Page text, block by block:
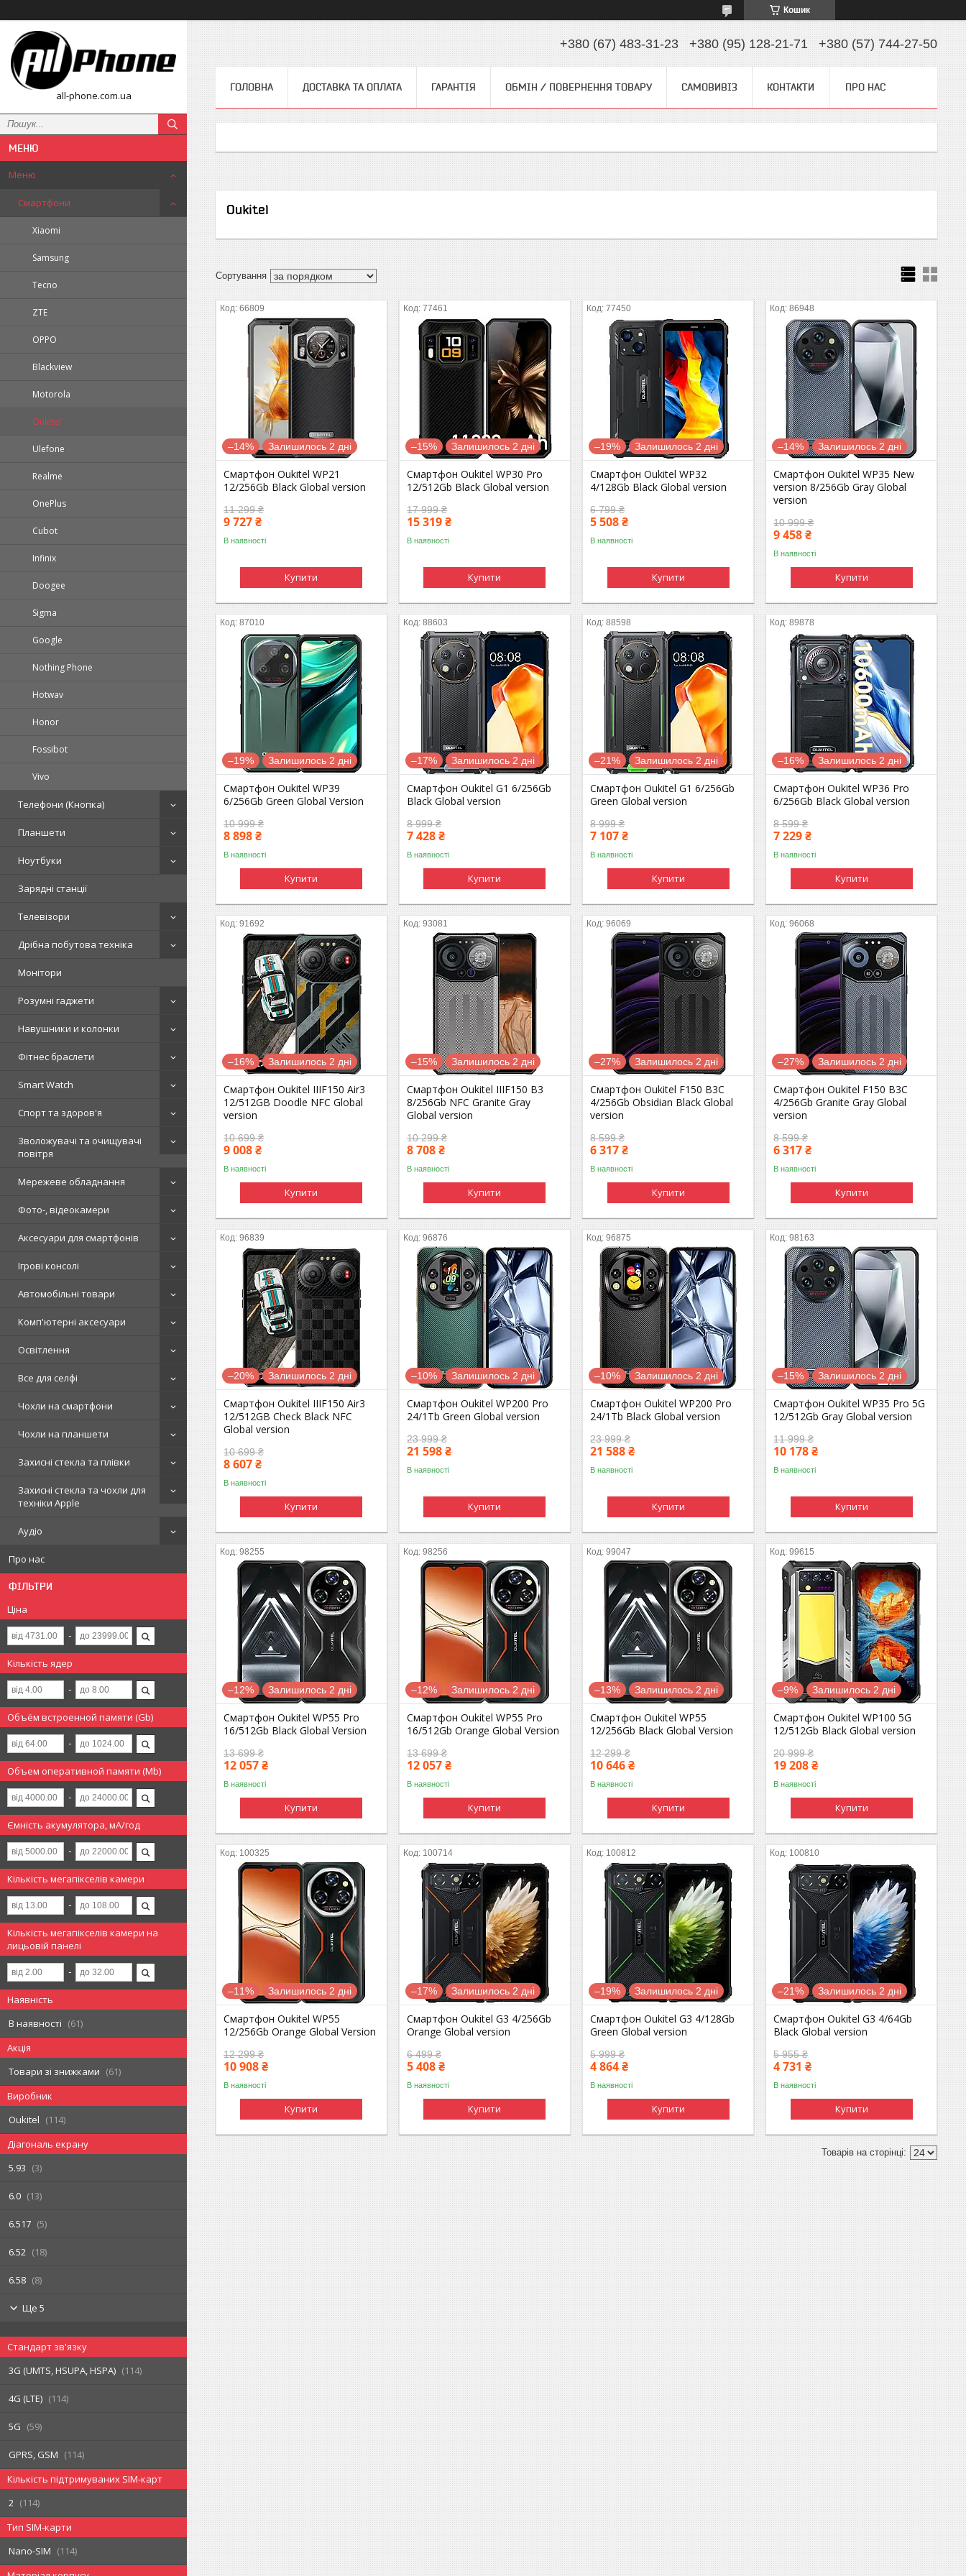
Кошик
all-phone.com.ua
Меню
Смартфони
Xiaomi
Samsung
Tecno
ZTE
OPPO
Blackview
Motorola
Oukitel
Ulefone
Realme
OnePlus
Cubot
Infinix
Doogee
Sigma
Google
Nothing Phone
Hotwav
Honor
Fossibot
Vivo
Телефони (Кнопка)
Планшети
Ноутбуки
Зарядні станції
Телевізори
Дрібна побутова техніка
Монітори
Розумні гаджети
Навушники и колонки
Фітнес браслети
Smart Watch
Спорт та здоров'я
Зволожувачі та очищувачі
повітря
Мережеве обладнання
Фото-, відеокамери
Аксесуари для смартфонів
Ігрові консолі
Автомобільні товари
Комп'ютерні аксесуари
Освітлення
Все для селфі
Чохли на смартфони
Чохли на планшети
Захисні стекла та плівки
Захисні стекла та чохли для
техніки Apple
Аудіо
Про нас
ФІЛЬТРИ
Ціна
Кількість ядер
Объём встроенной памяти (Gb)
Объем оперативной памяти (Mb)
Ємність акумулятора, мА/год
Кількість мегапікселів камери
Кількість мегапікселів камери на
лицьовій панелі
Наявність
В наявності
61
Акція
Товари зі знижками
61
Виробник
Oukitel
114
Діагональ екрану
5.93
3
6.0 13
6.517 5
6.52 18
6.58 8
Ще 5
Стандарт зв'язку
3G (UMTS, HSUPA, HSPA)
114
4G (LTE) 114
5G 59
GPRS, GSM
114
Кількість підтримуваних SIM-карт
2
114
Тип SIM-карти
Nano-SIM
114
+380 (67) 483-31-23 +380 (95) 128-21-71 +380 (57) 744-27-50
ГОЛОВНА ДОСТАВКА ТА ОПЛАТА ГАРАНТІЯ ОБМІН / ПОВЕРНЕННЯ ТОВАРУ САМОВИВІЗ КОНТАКТИ ПРО НАС
Oukitel
66809
–14% Залишилось 2 дні
Смартфон Oukitel WP21
12/256Gb Black Global version
11 299 ₴
9 727 ₴
В наявності
Купити
77461
–15% Залишилось 2 дні
Смартфон Oukitel WP30 Pro
12/512Gb Black Global version
17 999 ₴
15 319 ₴
В наявності
Купити
77450
–19% Залишилось 2 дні
Смартфон Oukitel WP32
4/128Gb Black Global version
6 799 ₴
5 508 ₴
В наявності
Купити
86948
–14% Залишилось 2 дні
Смартфон Oukitel WP35 New
version 8/256Gb Gray Global
version
10 999 ₴
9 458 ₴
В наявності
Купити
87010
–19% Залишилось 2 дні
Смартфон Oukitel WP39
6/256Gb Green Global Version
10 999 ₴
8 898 ₴
В наявності
Купити
88603
–17% Залишилось 2 дні
Смартфон Oukitel G1 6/256Gb
Black Global version
8 999 ₴
7 428 ₴
В наявності
Купити
88598
–21% Залишилось 2 дні
Смартфон Oukitel G1 6/256Gb
Green Global version
8 999 ₴
7 107 ₴
В наявності
Купити
89878
–16% Залишилось 2 дні
Смартфон Oukitel WP36 Pro
6/256Gb Black Global version
8 599 ₴
7 229 ₴
В наявності
Купити
91692
–16% Залишилось 2 дні
Смартфон Oukitel IIIF150 Air3
12/512GB Doodle NFC Global
version
10 699 ₴
9 008 ₴
В наявності
Купити
93081
–15% Залишилось 2 дні
Смартфон Oukitel IIIF150 B3
8/256Gb NFC Granite Gray
Global version
10 299 ₴
8 708 ₴
В наявності
Купити
96069
–27% Залишилось 2 дні
Смартфон Oukitel F150 B3C
4/256Gb Obsidian Black Global
version
8 599 ₴
6 317 ₴
В наявності
Купити
96068
–27% Залишилось 2 дні
Смартфон Oukitel F150 B3C
4/256Gb Granite Gray Global
version
8 599 ₴
6 317 ₴
В наявності
Купити
96839
–20% Залишилось 2 дні
Смартфон Oukitel IIIF150 Air3
12/512GB Check Black NFC
Global version
10 699 ₴
8 607 ₴
В наявності
Купити
96876
–10% Залишилось 2 дні
Смартфон Oukitel WP200 Pro
24/1Tb Green Global version
23 999 ₴
21 598 ₴
В наявності
Купити
96875
–10% Залишилось 2 дні
Смартфон Oukitel WP200 Pro
24/1Tb Black Global version
23 999 ₴
21 588 ₴
В наявності
Купити
98163
–15% Залишилось 2 дні
Смартфон Oukitel WP35 Pro 5G
12/512Gb Gray Global version
11 999 ₴
10 178 ₴
В наявності
Купити
98255
–12% Залишилось 2 дні
Смартфон Oukitel WP55 Pro
16/512Gb Black Global Version
13 699 ₴
12 057 ₴
В наявності
Купити
98256
–12% Залишилось 2 дні
Смартфон Oukitel WP55 Pro
16/512Gb Orange Global Version
13 699 ₴
12 057 ₴
В наявності
Купити
99047
–13% Залишилось 2 дні
Смартфон Oukitel WP55
12/256Gb Black Global Version
12 299 ₴
10 646 ₴
В наявності
Купити
99615
–9% Залишилось 2 дні
Смартфон Oukitel WP100 5G
12/512Gb Black Global version
20 999 ₴
19 208 ₴
В наявності
Купити
100325
–11% Залишилось 2 дні
Смартфон Oukitel WP55
12/256Gb Orange Global Version
12 299 ₴
10 908 ₴
В наявності
Купити
100714
–17% Залишилось 2 дні
Смартфон Oukitel G3 4/256Gb
Orange Global version
6 499 ₴
5 408 ₴
В наявності
Купити
100812
–19% Залишилось 2 дні
Смартфон Oukitel G3 4/128Gb
Green Global version
5 999 ₴
4 864 ₴
В наявності
Купити
100810
–21% Залишилось 2 дні
Смартфон Oukitel G3 4/64Gb
Black Global version
5 955 ₴
4 731 ₴
В наявності
Купити